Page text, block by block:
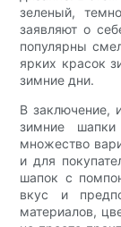
зеленый,
заявляют о
популярны
ярких красок
зимние дни.
В заключение,
зимние шапки
множество
и для
шапок с
вкус и
материалов,